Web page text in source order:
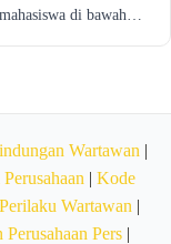
di bawah…
Wartawan |
| Kode
Wartawan |
Perusahaan Pers|